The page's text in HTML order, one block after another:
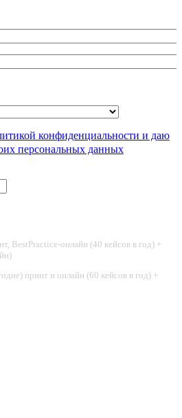
данных*
конфиденциальности и даю
персональных данных
BestPractice-онлайн (40 кейсов в год) +
принт и онлайн (60 кейсов в год) +